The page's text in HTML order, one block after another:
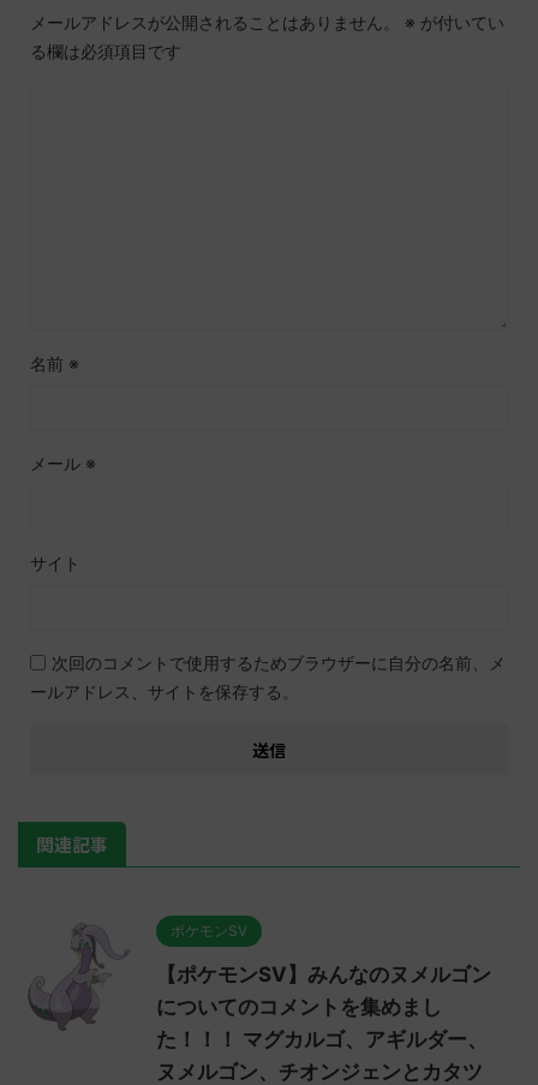
メールアドレスが公開されることはありません。 ※ が付いてい
る欄は必須項目です
名前 ※
メール ※
サイト
次回のコメントで使用するためブラウザーに自分の名前、メ
ールアドレス、サイトを保存する。
関連記事
ポケモンSV
【ポケモンSV】みんなのヌメルゴン
についてのコメントを集めまし
た！！！ マグカルゴ、アギルダー、
ヌメルゴン、チオンジェンとカタツ